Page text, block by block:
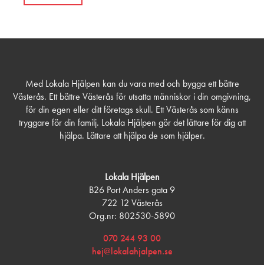
Med Lokala Hjälpen kan du vara med och bygga ett bättre
Västerås. Ett bättre Västerås för utsatta människor i din omgivning,
för din egen eller ditt företags skull. Ett Västerås som känns
tryggare för din familj. Lokala Hjälpen gör det lättare för dig att
hjälpa. Lättare att hjälpa de som hjälper.
Lokala Hjälpen
B26 Port Anders gata 9
722 12 Västerås
Org.nr: 802530-5890
070 244 93 00
hej@lokalahjalpen.se